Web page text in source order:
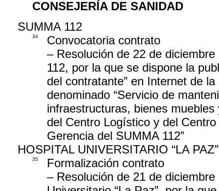
CONSEJERÍA DE SANIDAD
SUMMA 112
34
Convocatoria contrato
– Resolución de 22 de
112, por la que se dispone la
del contratante” en Internet de
denominado “Servicio de
infraestructuras, bienes
del Centro Logístico y del
Gerencia del SUMMA 112”
HOSPITAL UNIVERSITARIO “LA PAZ”
35
Formalización contrato
– Resolución de 21 de